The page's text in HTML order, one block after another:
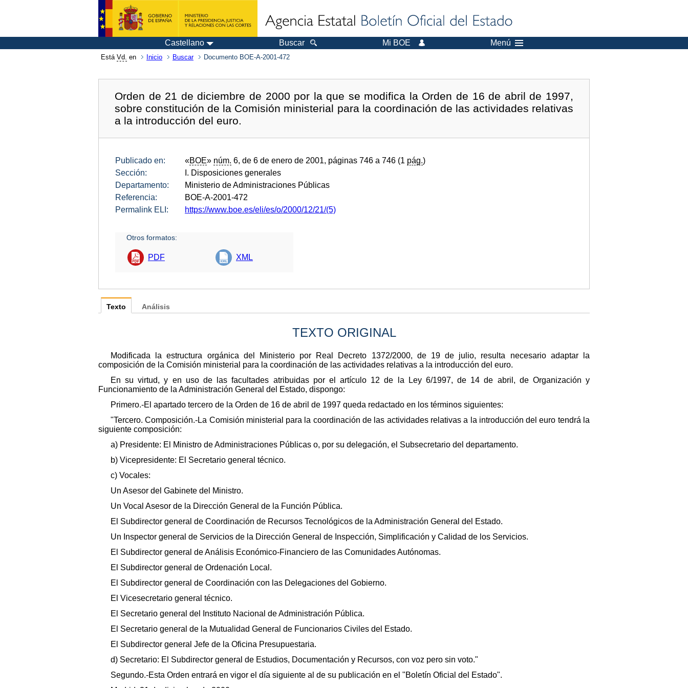
Castellano Buscar Mi BOE Menú
Está Vd. en Inicio Buscar Documento BOE-A-2001-472
Orden de 21 de diciembre de 2000 por la que se modifica la Orden de 16 de abril de 1997,
sobre constitución de la Comisión ministerial para la coordinación de las actividades relativas
a la introducción del euro.
Publicado en: «BOE» núm. 6, de 6 de enero de 2001, páginas 746 a 746 (1 pág.)
Sección:
I. Disposiciones generales
Departamento:
Ministerio de Administraciones Públicas
Referencia:
BOE-A-2001-472
Permalink ELI:
https://www.boe.es/eli/es/o/2000/12/21/(5)
Otros formatos:
PDF XML
Texto
TEXTO ORIGINAL
Modificada la estructura orgánica del Ministerio por Real Decreto 1372/2000, de 19 de julio, resulta necesario adaptar la
composición de la Comisión ministerial para la coordinación de las actividades relativas a la introducción del euro.
En su virtud, y en uso de las facultades atribuidas por el artículo 12 de la Ley 6/1997, de 14 de abril, de Organización y
Funcionamiento de la Administración General del Estado, dispongo:
Primero.-El apartado tercero de la Orden de 16 de abril de 1997 queda redactado en los términos siguientes:
"Tercero. Composición.-La Comisión ministerial para la coordinación de las actividades relativas a la introducción del euro tendrá la
siguiente composición:
a) Presidente: El Ministro de Administraciones Públicas o, por su delegación, el Subsecretario del departamento.
b) Vicepresidente: El Secretario general técnico.
c) Vocales:
Un Asesor del Gabinete del Ministro.
Un Vocal Asesor de la Dirección General de la Función Pública.
El Subdirector general de Coordinación de Recursos Tecnológicos de la Administración General del Estado.
Un Inspector general de Servicios de la Dirección General de Inspección, Simplificación y Calidad de los Servicios.
El Subdirector general de Análisis Económico-Financiero de las Comunidades Autónomas.
El Subdirector general de Ordenación Local.
El Subdirector general de Coordinación con las Delegaciones del Gobierno.
El Vicesecretario general técnico.
El Secretario general del Instituto Nacional de Administración Pública.
El Secretario general de la Mutualidad General de Funcionarios Civiles del Estado.
El Subdirector general Jefe de la Oficina Presupuestaria.
d) Secretario: El Subdirector general de Estudios, Documentación y Recursos, con voz pero sin voto."
Segundo.-Esta Orden entrará en vigor el día siguiente al de su publicación en el "Boletín Oficial del Estado".
Análisis